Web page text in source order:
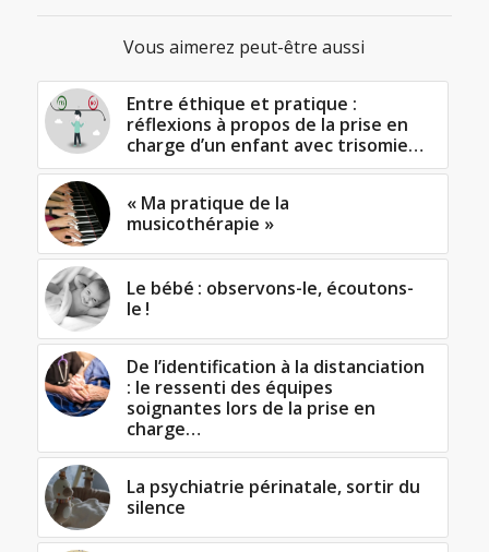
Vous aimerez peut-être aussi
Entre éthique et pratique :
réflexions à propos de la prise en
charge d’un enfant avec trisomie…
« Ma pratique de la
musicothérapie »
Le bébé : observons-le, écoutons-
le !
De l’identification à la distanciation
: le ressenti des équipes
soignantes lors de la prise en
charge…
La psychiatrie périnatale, sortir du
silence